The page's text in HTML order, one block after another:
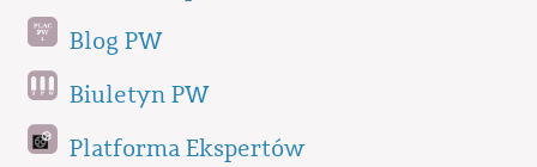
Blog PW
Biuletyn PW
Platforma Ekspertów